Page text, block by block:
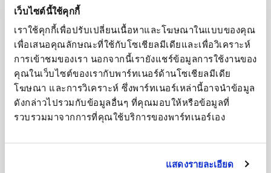
เว็บไซต์นี้ใช้คุกกี้
เราใช้คุกกี้เพื่อปรับเปลี่ยนเนื้อหาและโฆษณาในแบบของคุณ
เพื่อเสนอคุณลักษณะที่ใช้กับโซเชียลมีเดียและเพื่อวิเคราะห์
การเข้าชมของเรา นอกจากนี้เรายังแชร์ข้อมูลการใช้งานของ
คุณในเว็บไซต์ของเรากับพาร์ทเนอร์ด้านโซเชียลมีเดีย
โฆษณา และการวิเคราะห์ ซึ่งพาร์ทเนอร์เหล่านี้อาจนำข้อมูล
ดังกล่าวไปรวมกับข้อมูลอื่นๆ ที่คุณมอบให้หรือข้อมูลที่
รวบรวมมาจากการที่คุณใช้บริการของพาร์ทเนอร์เอง
แสดงรายละเอียด
เพื่อผลผลิตที่มีคุณภาพ มีประสิทธิภาพ และทำ
กำไรได้
ปลดล็อกข้อมูลเชิงลึกเกี่ยวกับ
พืชของเรา
พืชเหล่านี้ได้รับการให้น้ำอย่างมีประสิทธิภาพด้วย
MZ306